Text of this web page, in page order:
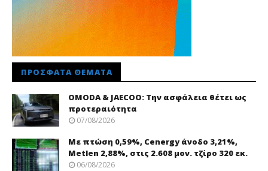
ΠΡΌΣΦΑΤΑ ΘΈΜΑΤΑ
OMODA & JAECOO: Την ασφάλεια θέτει ως
προτεραιότητα
07/08/2026
Με πτώση 0,59%, Cenergy άνοδο 3,21%,
Metlen 2,88%, στις 2.608 μον. τζίρο 320 εκ.
06/08/2026